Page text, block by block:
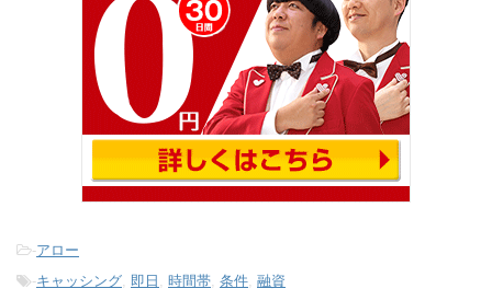
-アロー
-キャッシング, 即日 , 時間帯, 条件, 融資